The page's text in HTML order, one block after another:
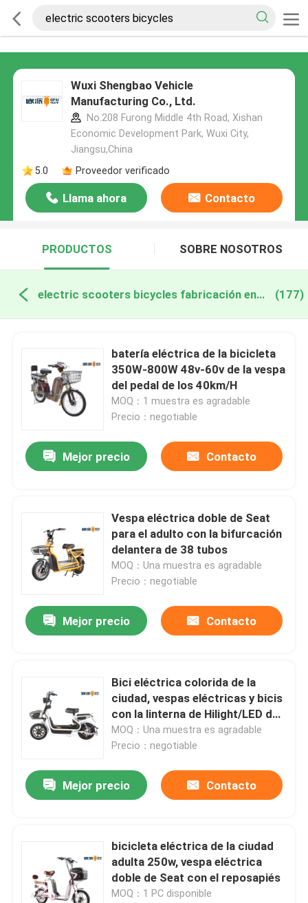
Wuxi Shengbao Vehicle
Manufacturing Co., Ltd.
No.208 Furong Middle 4th Road, Xishan
Economic Development Park, Wuxi City,
Jiangsu,China
5.0
Proveedor verificado
Llama ahora Contacto
PRODUCTOS SOBRE NOSOTROS
electric scooters bicycles fabricación en línea (177)
batería eléctrica de la bicicleta
350W-800W 48v-60v de la vespa
del pedal de los 40km/H
MOQ：1 muestra es agradable
Precio：negotiable
Mejor precio Contacto
Vespa eléctrica doble de Seat
para el adulto con la bifurcación
delantera de 38 tubos
MOQ：Una muestra es agradable
Precio：negotiable
Mejor precio Contacto
Bici eléctrica colorida de la
ciudad, vespas eléctricas y bicis
con la linterna de Hilight/LED de
la polea
MOQ：Una muestra es agradable
Precio：negotiable
Mejor precio Contacto
bicicleta eléctrica de la ciudad
adulta 250w, vespa eléctrica
doble de Seat con el reposapiés
MOQ：1 PC disponible